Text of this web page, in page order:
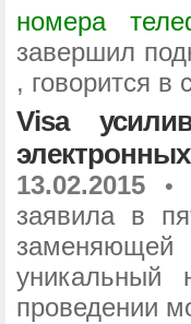
номера
завершил
, говорится в
Visa
13.02.2015 •
заявила в
уникальный
проведении